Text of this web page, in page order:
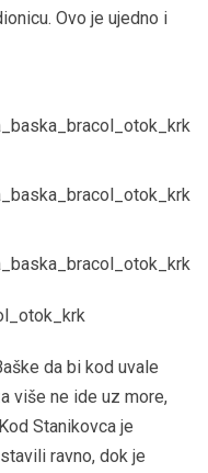
Ovo je ujedno i
da bi kod uvale
više ne ide uz more,
Stanikovca je
ravno, dok je